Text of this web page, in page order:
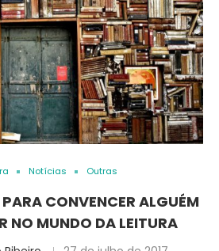
Notícias Outras
CONVENCER ALGUÉM
NO MUNDO DA LEITURA